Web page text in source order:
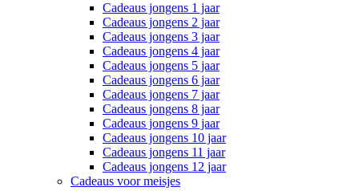
Cadeaus jongens 1 jaar
Cadeaus jongens 2 jaar
Cadeaus jongens 3 jaar
Cadeaus jongens 4 jaar
Cadeaus jongens 5 jaar
Cadeaus jongens 6 jaar
Cadeaus jongens 7 jaar
Cadeaus jongens 8 jaar
Cadeaus jongens 9 jaar
Cadeaus jongens 10 jaar
Cadeaus jongens 11 jaar
Cadeaus jongens 12 jaar
Cadeaus voor meisjes